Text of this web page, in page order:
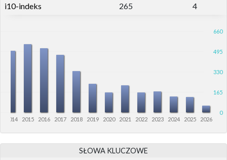
i10-indeks
265 4
0
660
330
165
495
2014 2015 2016 2017 2018 2019 2020 2021 2022 2023 2024 2025 2026
SŁOWA KLUCZOWE